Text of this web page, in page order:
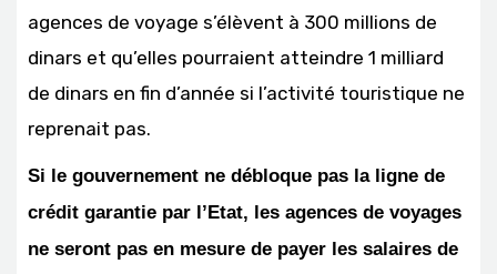
agences de voyage s’élèvent à 300 millions de
dinars et qu’elles pourraient atteindre 1 milliard
de dinars en fin d’année si l’activité touristique ne
reprenait pas.
Si le gouvernement ne débloque pas la ligne de
crédit garantie par l’Etat, les agences de voyages
ne seront pas en mesure de payer les salaires de